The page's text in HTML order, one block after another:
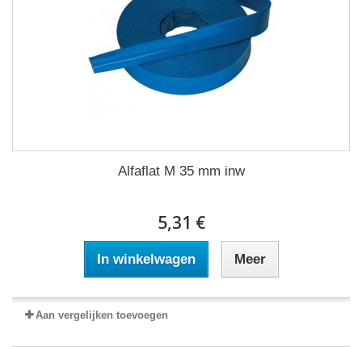
Alfaflat M 35 mm inw
5,31 €
In winkelwagen Meer
Aan vergelijken toevoegen